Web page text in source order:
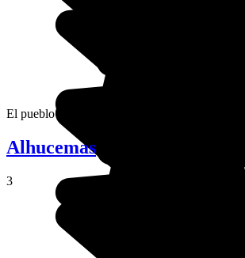
El pueblo de Setti Fatma marca el final del
Alhucemas
3